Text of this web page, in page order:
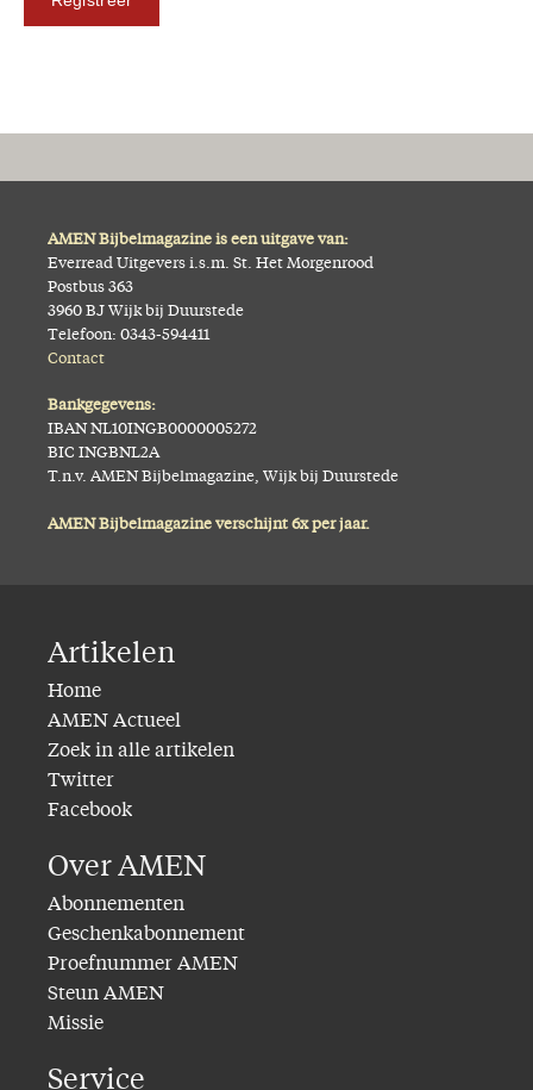
AMEN Bijbelmagazine is een uitgave van:
Everread Uitgevers i.s.m. St. Het Morgenrood
Postbus 363
3960 BJ Wijk bij Duurstede
Telefoon: 0343-594411
Contact
Bankgegevens:
IBAN NL10INGB0000005272
BIC INGBNL2A
T.n.v. AMEN Bijbelmagazine, Wijk bij Duurstede
AMEN Bijbelmagazine verschijnt 6x per jaar.
Artikelen
Home
AMEN Actueel
Zoek in alle artikelen
Twitter
Facebook
Over AMEN
Abonnementen
Geschenkabonnement
Proefnummer AMEN
Steun AMEN
Missie
Service